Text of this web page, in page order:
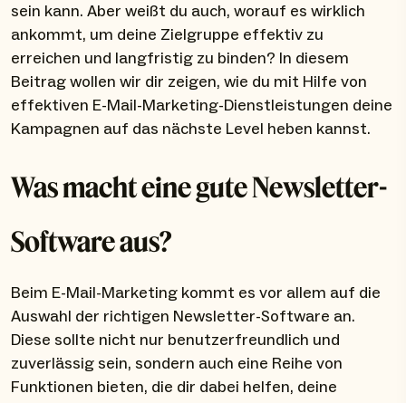
sein kann. Aber weißt du auch, worauf es wirklich
ankommt, um deine Zielgruppe effektiv zu
erreichen und langfristig zu binden? In diesem
Beitrag wollen wir dir zeigen, wie du mit Hilfe von
effektiven E-Mail-Marketing-Dienstleistungen deine
Kampagnen auf das nächste Level heben kannst.
Was macht eine gute Newsletter-
Software aus?
Beim E-Mail-Marketing kommt es vor allem auf die
Auswahl der richtigen Newsletter-Software an.
Diese sollte nicht nur benutzerfreundlich und
zuverlässig sein, sondern auch eine Reihe von
Funktionen bieten, die dir dabei helfen, deine